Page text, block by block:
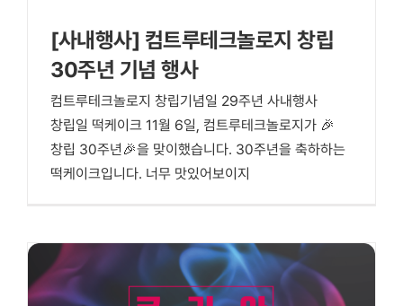
[사내행사] 컴트루테크놀로지 창립
30주년 기념 행사
컴트루테크놀로지 창립기념일 29주년 사내행사
창립일 떡케이크 11월 6일, 컴트루테크놀로지가 🎉
창립 30주년🎉을 맞이했습니다. 30주년을 축하하는
떡케이크입니다. 너무 맛있어보이지